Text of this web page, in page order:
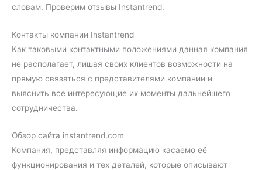
словам. Проверим отзывы Instantrend.
Контакты компании Instantrend
Как таковыми контактными положениями данная компания
не располагает, лишая своих клиентов возможности на
прямую связаться с представителями компании и
выяснить все интересующие их моменты дальнейшего
сотрудничества.
Обзор сайта instantrend.com
Компания, представляя информацию касаемо её
функционирования и тех деталей, которые описывают